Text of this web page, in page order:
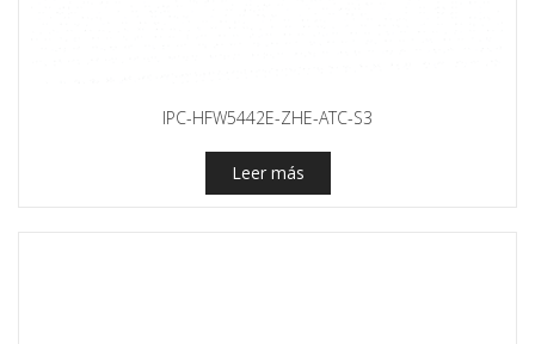
IPC-HFW5442E-ZHE-ATC-S3
Leer más